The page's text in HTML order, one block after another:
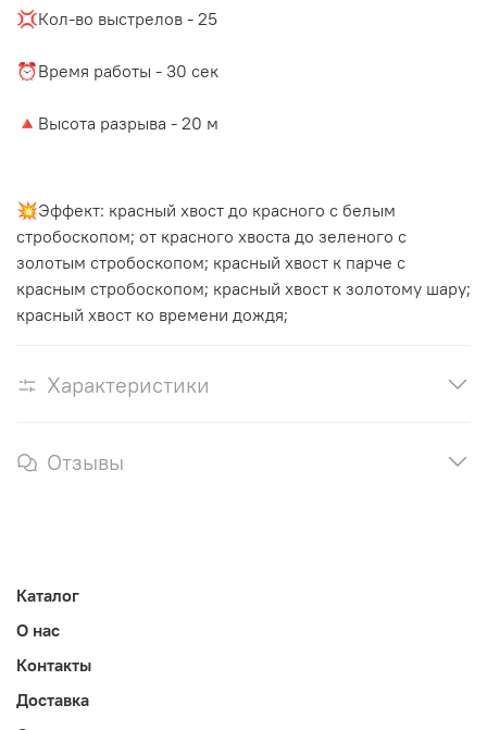
💢Кол-во выстрелов - 25
⏰Время работы - 30 сек
🔺Высота разрыва - 20 м
💥Эффект: красный хвост до красного с белым
стробоскопом; от красного хвоста до зеленого с
золотым стробоскопом; красный хвост к парче с
красным стробоскопом; красный хвост к золотому шару;
красный хвост ко времени дождя;
Характеристики
Отзывы
Каталог
О нас
Контакты
Доставка